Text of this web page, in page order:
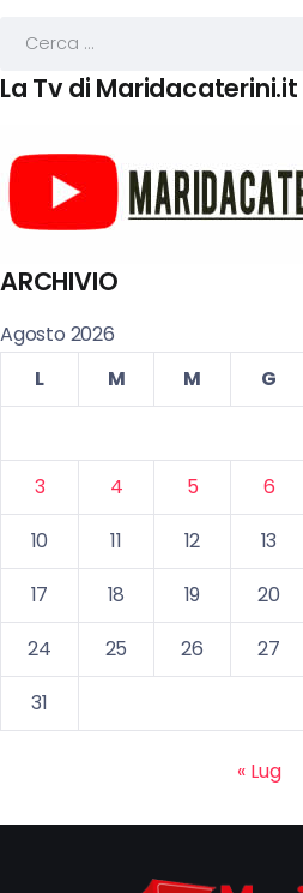
La Tv di Maridacaterini.it
ARCHIVIO
Agosto 2026
L
M M G
3
4 5 6
10
11 12 13
17
18 19 20
24
25 26 27
31
« Lug